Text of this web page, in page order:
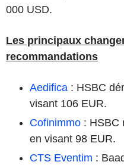
000 USD.
Les principaux
recommandations
Aedifica : HSBC
visant 106 EUR.
Cofinimmo : HSBC
en visant 98 EUR.
CTS Eventim :